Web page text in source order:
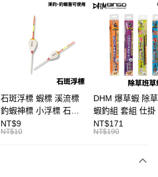
21家銀行
第一商業銀行
彰化商業銀行
台北富邦商業銀行
兆豐國際商業銀行
台中商業銀行
華泰商業銀行
遠東國際商業銀行
石斑浮標 蝦標 溪流標
釣蝦神標 小浮標 石斑
標 B411
NT$9
NT$10
DHM 爆草蝦 除
蝦釣組 套組 仕掛
尺/5尺 釣蝦釣組
鈎 H361 H370
NT$171
NT$190